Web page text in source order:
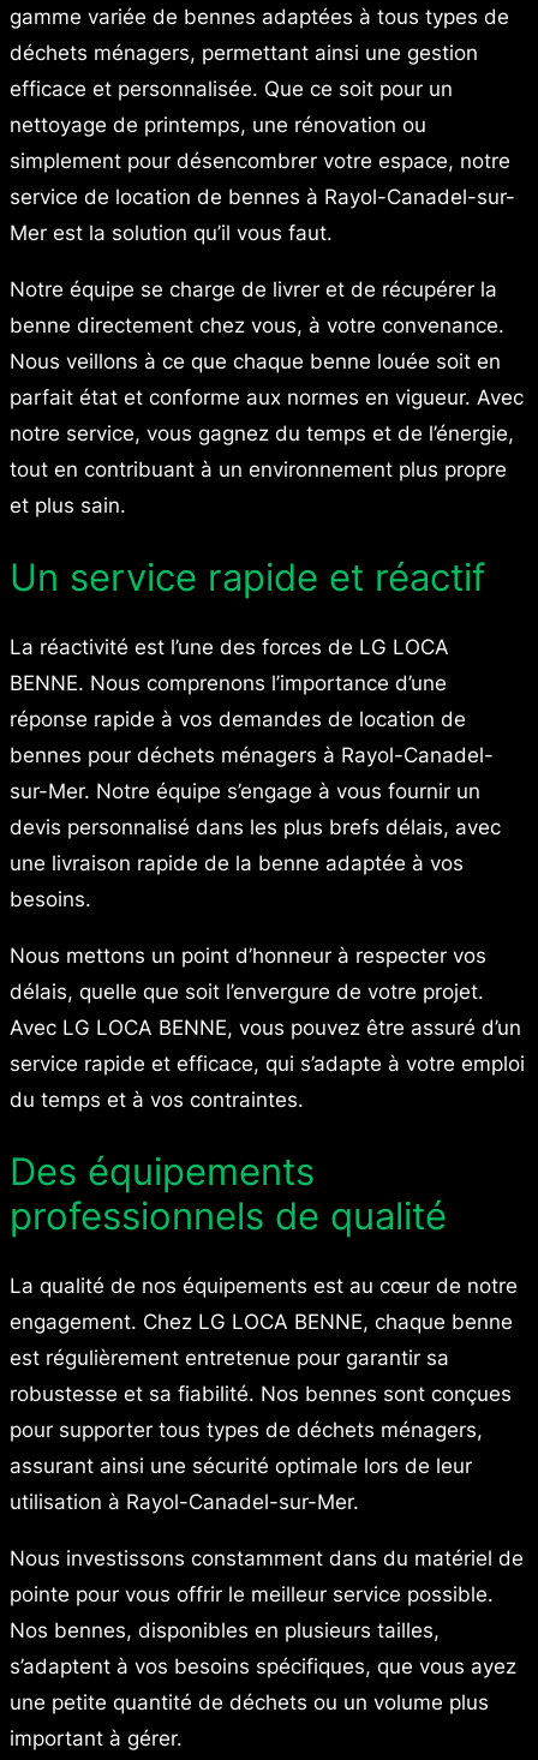
gamme variée de bennes adaptées à tous types de
déchets ménagers, permettant ainsi une gestion
efficace et personnalisée. Que ce soit pour un
nettoyage de printemps, une rénovation ou
simplement pour désencombrer votre espace, notre
service de location de bennes à Rayol-Canadel-sur-
Mer est la solution qu’il vous faut.
Notre équipe se charge de livrer et de récupérer la
benne directement chez vous, à votre convenance.
Nous veillons à ce que chaque benne louée soit en
parfait état et conforme aux normes en vigueur. Avec
notre service, vous gagnez du temps et de l’énergie,
tout en contribuant à un environnement plus propre
et plus sain.
Un service rapide et réactif
La réactivité est l’une des forces de LG LOCA
BENNE. Nous comprenons l’importance d’une
réponse rapide à vos demandes de location de
bennes pour déchets ménagers à Rayol-Canadel-
sur-Mer. Notre équipe s’engage à vous fournir un
devis personnalisé dans les plus brefs délais, avec
une livraison rapide de la benne adaptée à vos
besoins.
Nous mettons un point d’honneur à respecter vos
délais, quelle que soit l’envergure de votre projet.
Avec LG LOCA BENNE, vous pouvez être assuré d’un
service rapide et efficace, qui s’adapte à votre emploi
du temps et à vos contraintes.
Des équipements
professionnels de qualité
La qualité de nos équipements est au cœur de notre
engagement. Chez LG LOCA BENNE, chaque benne
est régulièrement entretenue pour garantir sa
robustesse et sa fiabilité. Nos bennes sont conçues
pour supporter tous types de déchets ménagers,
assurant ainsi une sécurité optimale lors de leur
utilisation à Rayol-Canadel-sur-Mer.
Nous investissons constamment dans du matériel de
pointe pour vous offrir le meilleur service possible.
Nos bennes, disponibles en plusieurs tailles,
s’adaptent à vos besoins spécifiques, que vous ayez
une petite quantité de déchets ou un volume plus
important à gérer.